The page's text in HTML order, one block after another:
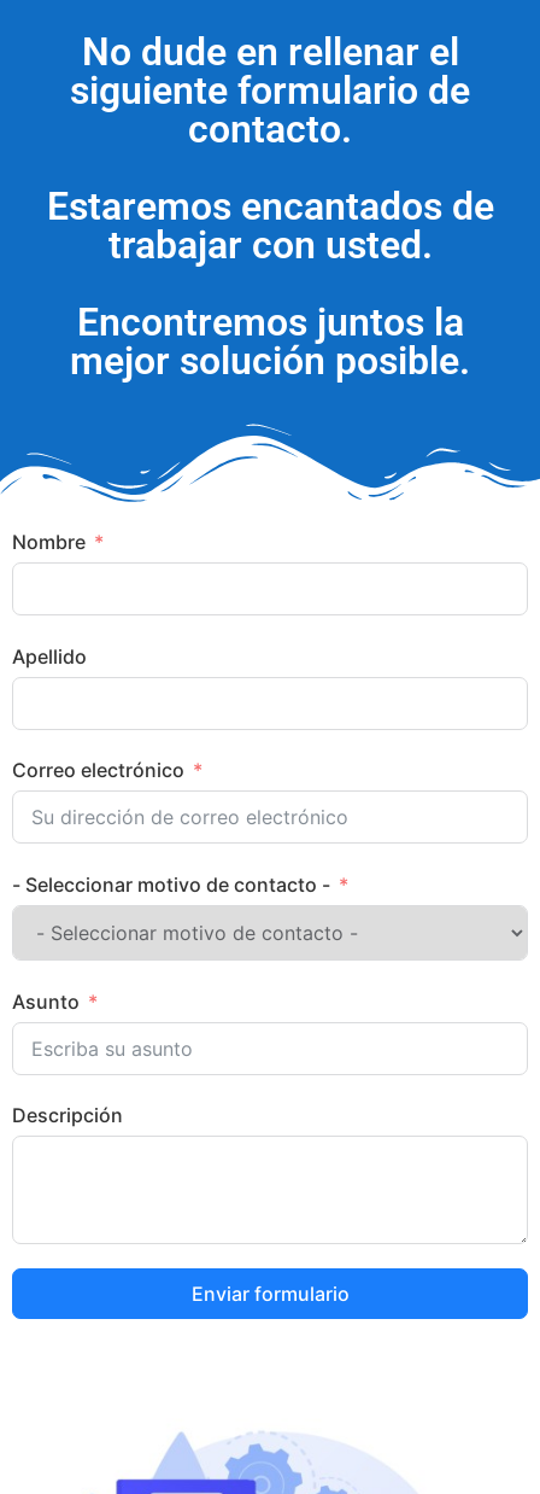
No dude en rellenar el
siguiente formulario de
contacto.
Estaremos encantados de
trabajar con usted.
Encontremos juntos la
mejor solución posible.
Nombre
Apellido
Correo electrónico
- Seleccionar motivo de contacto -
Asunto
Descripción
Enviar formulario